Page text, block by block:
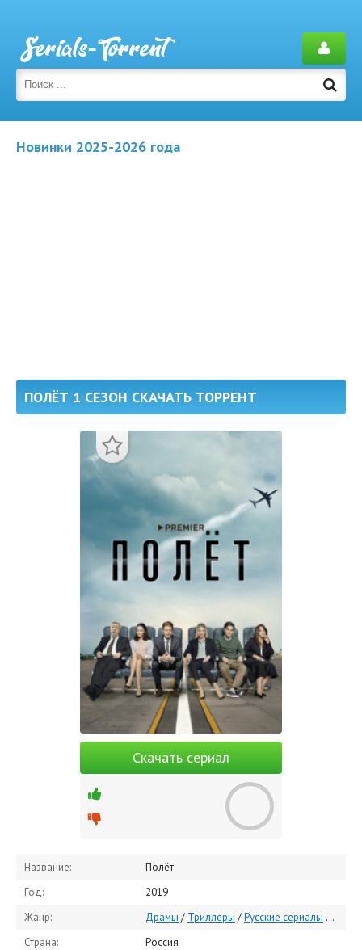
Новинки 2025-2026 года
ПОЛЁТ 1 СЕЗОН СКАЧАТЬ ТОРРЕНТ
Скачать сериал
Название:
Полёт
Год:
2019
Жанр:
Драмы / Триллеры /Русские сериалы
Страна:
Россия